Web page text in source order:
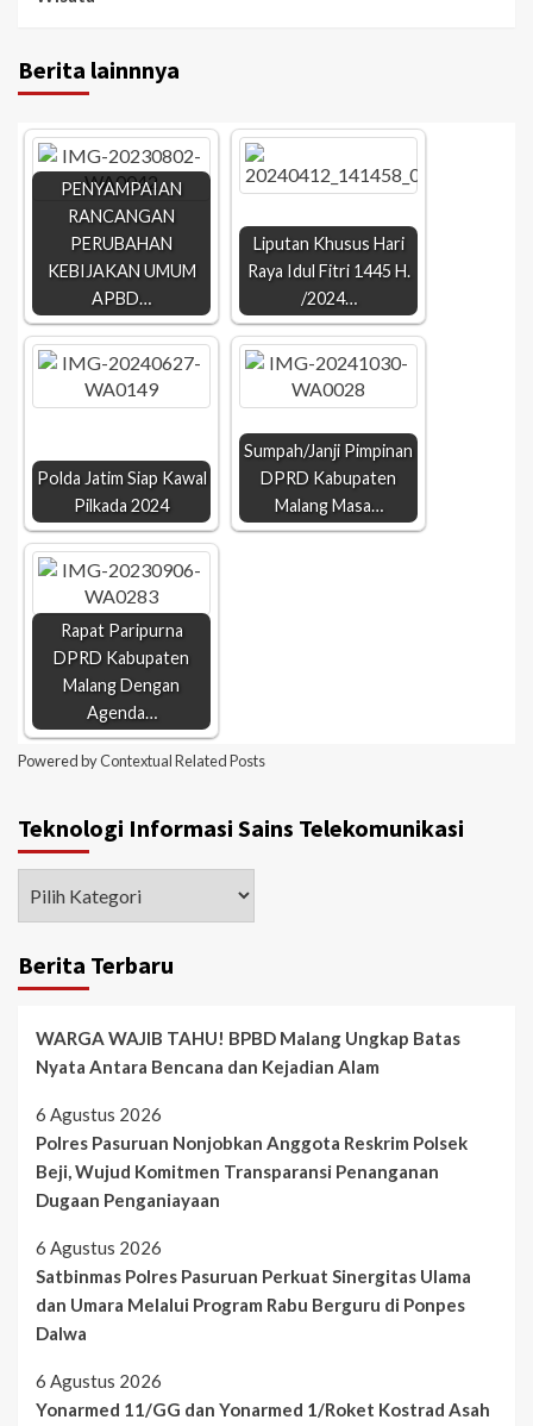
Berita lainnnya
PENYAMPAIAN
RANCANGAN
PERUBAHAN
KEBIJAKAN UMUM
APBD…
Liputan Khusus Hari
Raya Idul Fitri 1445 H.
/2024…
Polda Jatim Siap Kawal
Pilkada 2024
Sumpah/Janji Pimpinan
DPRD Kabupaten
Malang Masa…
Rapat Paripurna
DPRD Kabupaten
Malang Dengan
Agenda…
Powered byContextual Related Posts
Teknologi Informasi Sains Telekomunikasi
Berita Terbaru
WARGA WAJIB TAHU! BPBD Malang Ungkap Batas
Nyata Antara Bencana dan Kejadian Alam
6 Agustus 2026
Polres Pasuruan Nonjobkan Anggota Reskrim Polsek
Beji, Wujud Komitmen Transparansi Penanganan
Dugaan Penganiayaan
6 Agustus 2026
Satbinmas Polres Pasuruan Perkuat Sinergitas Ulama
dan Umara Melalui Program Rabu Berguru di Ponpes
Dalwa
6 Agustus 2026
Yonarmed 11/GG dan Yonarmed 1/Roket Kostrad Asah